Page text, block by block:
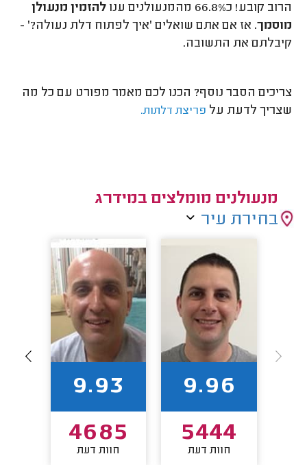
הרוב קובע! כ66.8% מהמנעולנים ענו
להזמין מנעולן
מוסמך. אז אם אתם שואלים 'איך לפתוח דלת נעולה?' -
קיבלתם את התשובה.
צריכים הסבר נוסף? הכנו לכם מאמר מפורט עם כל מה
שצריך לדעת על פריצת דלתות.
מנעולנים מומלצים במידרג
בחירת עיר
9.96
5444
חוות דעת
9.93
4685
חוות דעת